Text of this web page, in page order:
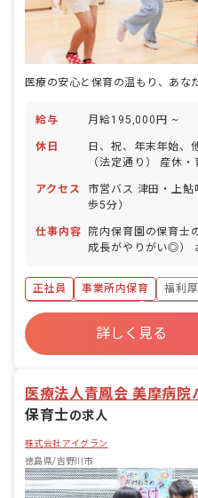
給与 月給195,000円 ~
休日
日、祝、年末年始、
（法定通り） 産休
日
アクセス
市営バス 津田・上鮎
歩5分）
仕事内容
院内保育園の保育士
成長がやりがい◎）
食事・睡眠・排泄・
・集団生活を通じた
の計画・実行、お知
正社員 事業所内保育
福利
ボーナス・賞与あり
社会保険
昇給昇進あり
詳しく見る
医療法人青鳳会 美摩病院
保育士の求人
株式会社アイグラン
徳島県/吉野川市